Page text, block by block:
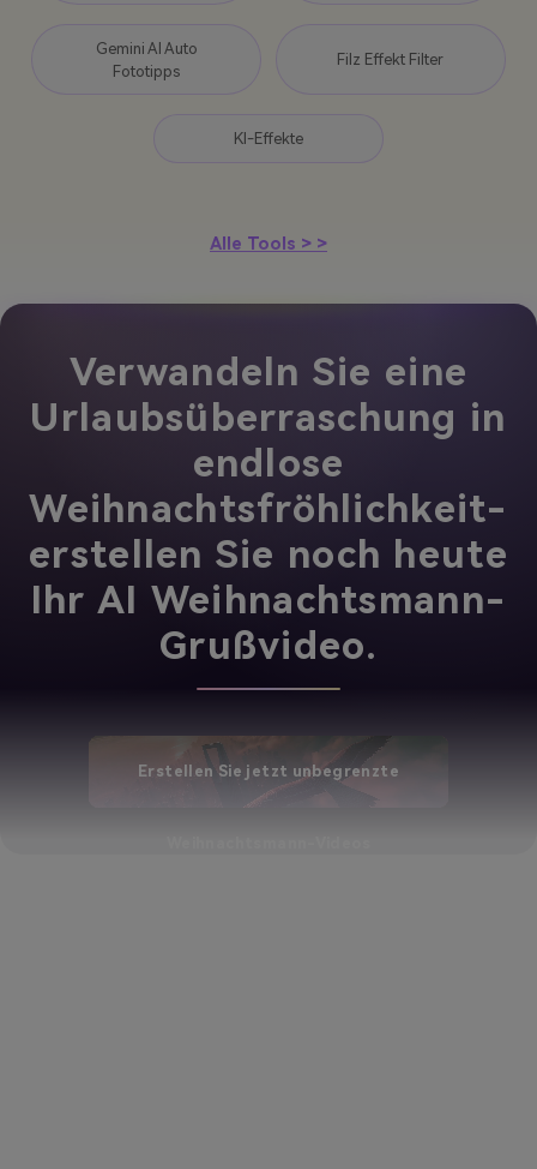
Gemini AI Auto
Fototipps
Filz Effekt Filter
KI-Effekte
Alle Tools > >
Verwandeln Sie eine
Urlaubsüberraschung in
endlose
Weihnachtsfröhlichkeit-
erstellen Sie noch heute
Ihr AI Weihnachtsmann-
Grußvideo.
Erstellen Sie jetzt unbegrenzte